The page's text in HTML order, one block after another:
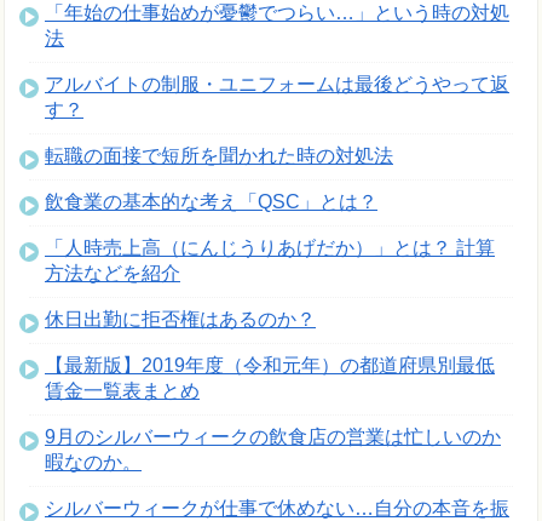
「年始の仕事始めが憂鬱でつらい…」という時の対処
法
アルバイトの制服・ユニフォームは最後どうやって返
す？
転職の面接で短所を聞かれた時の対処法
飲食業の基本的な考え「QSC」とは？
「人時売上高（にんじうりあげだか）」とは？ 計算
方法などを紹介
休日出勤に拒否権はあるのか？
【最新版】2019年度（令和元年）の都道府県別最低
賃金一覧表まとめ
9月のシルバーウィークの飲食店の営業は忙しいのか
暇なのか。
シルバーウィークが仕事で休めない…自分の本音を振